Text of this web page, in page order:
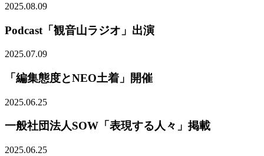
2025.08.09
Podcast「観音山ラジオ」出演
2025.07.09
「編集態度とNEO土着」開催
2025.06.25
一般社団法人SOW「表現する人々」掲載
2025.06.25